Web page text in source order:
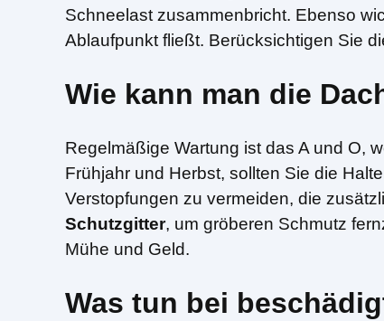
Schneelast zusammenbricht. Ebenso
Ablaufpunkt fließt. Berücksichtigen Sie
Wie kann man die
Regelmäßige Wartung ist das A und O,
Frühjahr und Herbst, sollten Sie die
Verstopfungen zu vermeiden, die
Schutzgitter, um gröberen Schmutz
Mühe und Geld.
Was tun bei